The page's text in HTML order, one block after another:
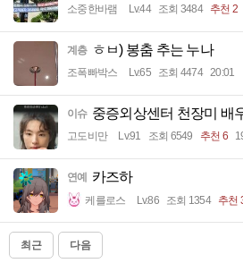
소중한바램 Lv.44 조회 3484 추천 2
계층 ㅎㅂ) 봉춤 추는 누나
조폭빠박스 Lv.65 조회 4474 20:01
이슈 중증외상센터 천장미 배
고도비만 Lv.91 조회 6549 추천 6
연예 카즈하
케를로스 Lv.86 조회 1354 추천
최근 다음